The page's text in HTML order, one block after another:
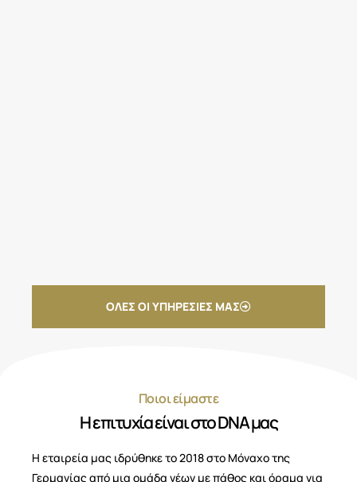
ΟΛΕΣ ΟΙ ΥΠΗΡΕΣΙΕΣ ΜΑΣ
Ποιοι είμαστε
Η επιτυχία είναι στο DNA μας
Η εταιρεία μας ιδρύθηκε το 2018 στο Μόναχο της
Γερμανίας από μια ομάδα νέων με πάθος και όραμα για